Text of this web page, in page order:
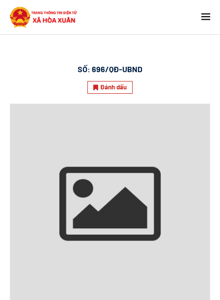
SỐ: 696/QĐ-UBND
Đánh dấu